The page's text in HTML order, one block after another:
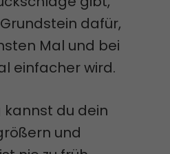
dafür,
Mal und bei
einfacher wird.
kannst du dein
und